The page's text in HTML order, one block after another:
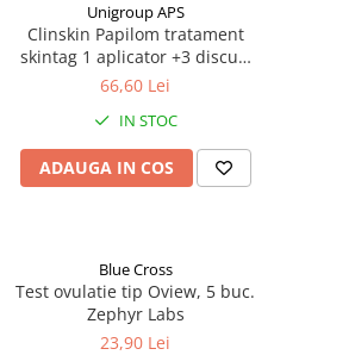
Unigroup APS
Clinskin Papilom tratament
skintag 1 aplicator +3 discuri
Zephyr Labs
66,60 Lei
IN STOC
ADAUGA IN COS
Blue Cross
Test ovulatie tip Oview, 5 buc.
Zephyr Labs
23,90 Lei